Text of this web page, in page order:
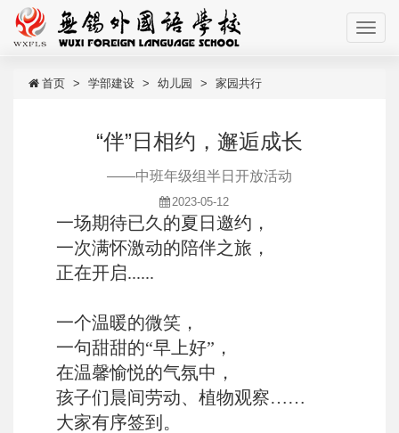
首页 学部建设 幼儿园 家园共行
“伴”日相约，邂逅成长
——中班年级组半日开放活动
2023-05-12
一场期待已久的夏日邀约，
一次满怀激动的陪伴之旅，
正在开启......
一个温暖的微笑，
一句甜甜的“早上好”，
在温馨愉悦的气氛中，
孩子们晨间劳动、植物观察……
大家有序签到。